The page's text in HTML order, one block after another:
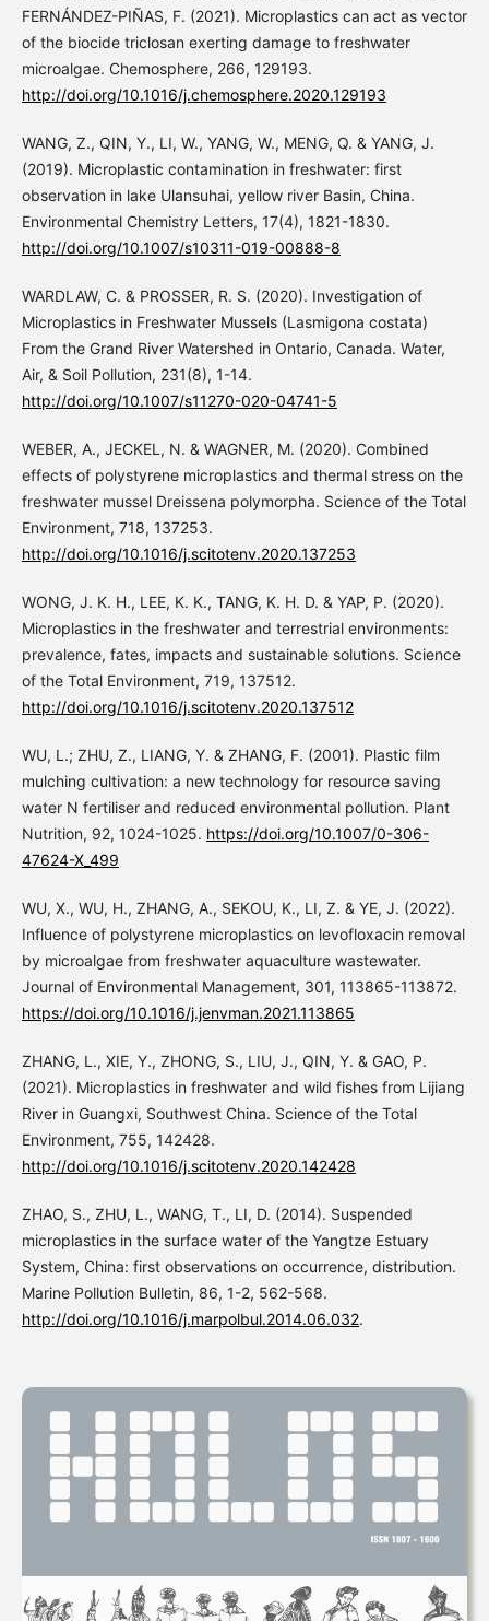
FERNÁNDEZ-PIÑAS, F. (2021). Microplastics can act as vector
of the biocide triclosan exerting damage to freshwater
microalgae. Chemosphere, 266, 129193.
http://doi.org/10.1016/j.chemosphere.2020.129193
WANG, Z., QIN, Y., LI, W., YANG, W., MENG, Q. & YANG, J.
(2019). Microplastic contamination in freshwater: first
observation in lake Ulansuhai, yellow river Basin, China.
Environmental Chemistry Letters, 17(4), 1821-1830.
http://doi.org/10.1007/s10311-019-00888-8
WARDLAW, C. & PROSSER, R. S. (2020). Investigation of
Microplastics in Freshwater Mussels (Lasmigona costata)
From the Grand River Watershed in Ontario, Canada. Water,
Air, & Soil Pollution, 231(8), 1-14.
http://doi.org/10.1007/s11270-020-04741-5
WEBER, A., JECKEL, N. & WAGNER, M. (2020). Combined
effects of polystyrene microplastics and thermal stress on the
freshwater mussel Dreissena polymorpha. Science of the Total
Environment, 718, 137253.
http://doi.org/10.1016/j.scitotenv.2020.137253
WONG, J. K. H., LEE, K. K., TANG, K. H. D. & YAP, P. (2020).
Microplastics in the freshwater and terrestrial environments:
prevalence, fates, impacts and sustainable solutions. Science
of the Total Environment, 719, 137512.
http://doi.org/10.1016/j.scitotenv.2020.137512
WU, L.; ZHU, Z., LIANG, Y. & ZHANG, F. (2001). Plastic film
mulching cultivation: a new technology for resource saving
water N fertiliser and reduced environmental pollution. Plant
Nutrition, 92, 1024-1025. https://doi.org/10.1007/0-306-
47624-X_499
WU, X., WU, H., ZHANG, A., SEKOU, K., LI, Z. & YE, J. (2022).
Influence of polystyrene microplastics on levofloxacin removal
by microalgae from freshwater aquaculture wastewater.
Journal of Environmental Management, 301, 113865-113872.
https://doi.org/10.1016/j.jenvman.2021.113865
ZHANG, L., XIE, Y., ZHONG, S., LIU, J., QIN, Y. & GAO, P.
(2021). Microplastics in freshwater and wild fishes from Lijiang
River in Guangxi, Southwest China. Science of the Total
Environment, 755, 142428.
http://doi.org/10.1016/j.scitotenv.2020.142428
ZHAO, S., ZHU, L., WANG, T., LI, D. (2014). Suspended
microplastics in the surface water of the Yangtze Estuary
System, China: first observations on occurrence, distribution.
Marine Pollution Bulletin, 86, 1-2, 562-568.
http://doi.org/10.1016/j.marpolbul.2014.06.032.